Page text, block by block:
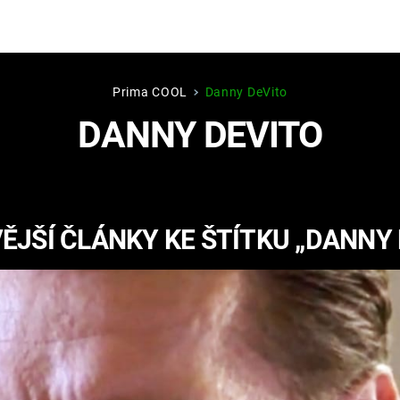
Hry
KINGDOM
COME:
DELIVERANCE
ESPORT
CHUCK
NORRIS
Prima COOL Danny DeVito
DANNY DEVITO
ČLÁNKY KE ŠTÍTKU „DANNY